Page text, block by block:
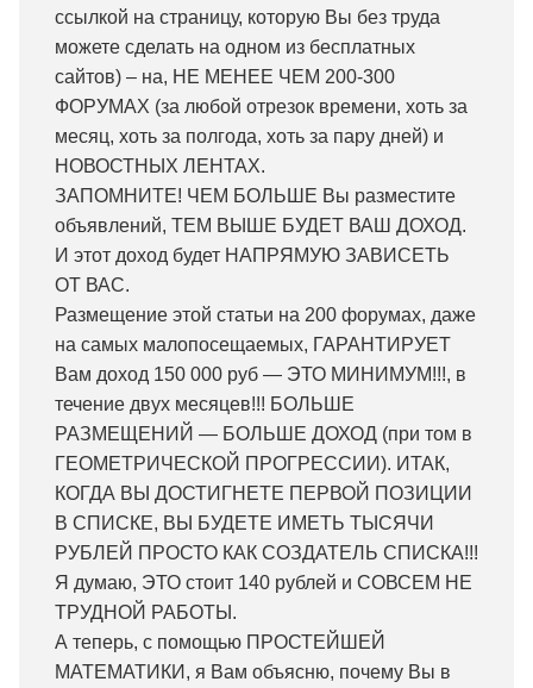
ссылкой на страницу, которую Вы без труда
можете сделать на одном из бесплатных
сайтов) – на, НЕ МЕНЕЕ ЧЕМ 200-300
ФОРУМАХ (за любой отрезок времени, хоть за
месяц, хоть за полгода, хоть за пару дней) и
НОВОСТНЫХ ЛЕНТАХ.
ЗАПОМНИТЕ! ЧЕМ БОЛЬШЕ Вы разместите
объявлений, ТЕМ ВЫШЕ БУДЕТ ВАШ ДОХОД.
И этот доход будет НАПРЯМУЮ ЗАВИСЕТЬ
ОТ ВАС.
Размещение этой статьи на 200 форумах, даже
на самых малопосещаемых, ГАРАНТИРУЕТ
Вам доход 150 000 руб — ЭТО МИНИМУМ!!!, в
течение двух месяцев!!! БОЛЬШЕ
РАЗМЕЩЕНИЙ — БОЛЬШЕ ДОХОД (при том в
ГЕОМЕТРИЧЕСКОЙ ПРОГРЕССИИ). ИТАК,
КОГДА ВЫ ДОСТИГНЕТЕ ПЕРВОЙ ПОЗИЦИИ
В СПИСКЕ, ВЫ БУДЕТЕ ИМЕТЬ ТЫСЯЧИ
РУБЛЕЙ ПРОСТО КАК СОЗДАТЕЛЬ СПИСКА!!!
Я думаю, ЭТО стоит 140 рублей и СОВСЕМ НЕ
ТРУДНОЙ РАБОТЫ.
А теперь, с помощью ПРОСТЕЙШЕЙ
МАТЕМАТИКИ, я Вам объясню, почему Вы в